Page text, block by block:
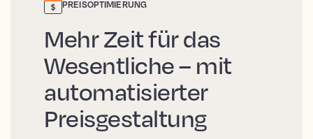
PREISOPTIMIERUNG
Mehr Zeit für das
Wesentliche – mit
automatisierter
Preisgestaltung